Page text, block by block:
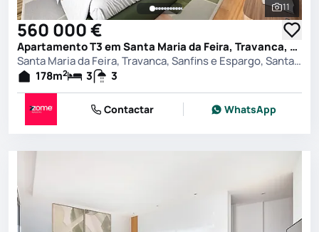
Ver
11
560 000 €
Apartamento T3 em Santa Maria da Feira, Travanca, Sanfins e Espargo, Santa Maria da Feira
Santa Maria da Feira, Travanca, Sanfins e Espargo, Santa Maria da Feira
178m2 3 3
Contactar WhatsApp